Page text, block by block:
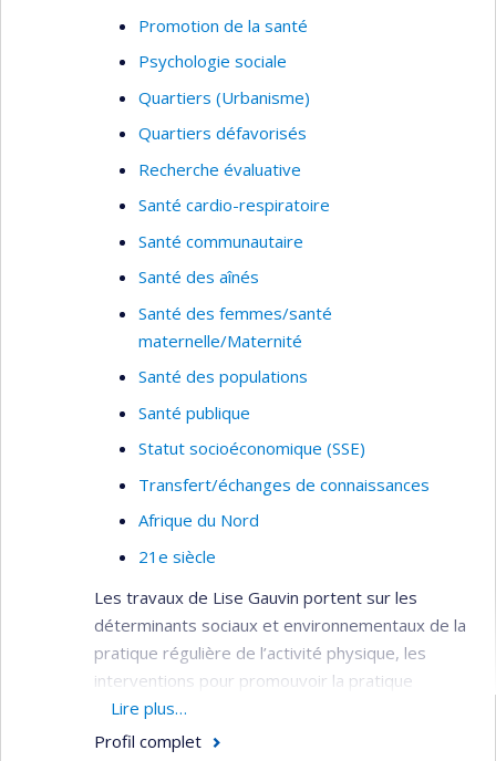
Promotion de la santé
Psychologie sociale
Quartiers (Urbanisme)
Quartiers défavorisés
Recherche évaluative
Santé cardio-respiratoire
Santé communautaire
Santé des aînés
Santé des femmes/santé
maternelle/Maternité
Santé des populations
Santé publique
Statut socioéconomique (SSE)
Transfert/échanges de connaissances
Afrique du Nord
21e siècle
Les travaux de Lise Gauvin portent sur les
déterminants sociaux et environnementaux de la
pratique régulière de l’activité physique, les
interventions pour promouvoir la pratique
régulière de l’activité physique au niveau
populationnel et les déterminants sociaux des
Lire plus…
Profil complet